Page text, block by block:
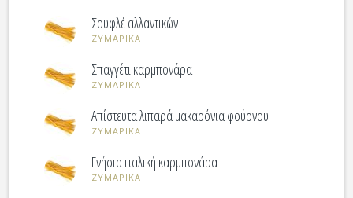
Σουφλέ αλλαντικών
ΖΥΜΑΡΙΚΑ
Σπαγγέτι καρμπονάρα
ΖΥΜΑΡΙΚΑ
Απίστευτα λιπαρά μακαρόνια φούρνου
ΖΥΜΑΡΙΚΑ
Γνήσια ιταλική καρμπονάρα
ΖΥΜΑΡΙΚΑ